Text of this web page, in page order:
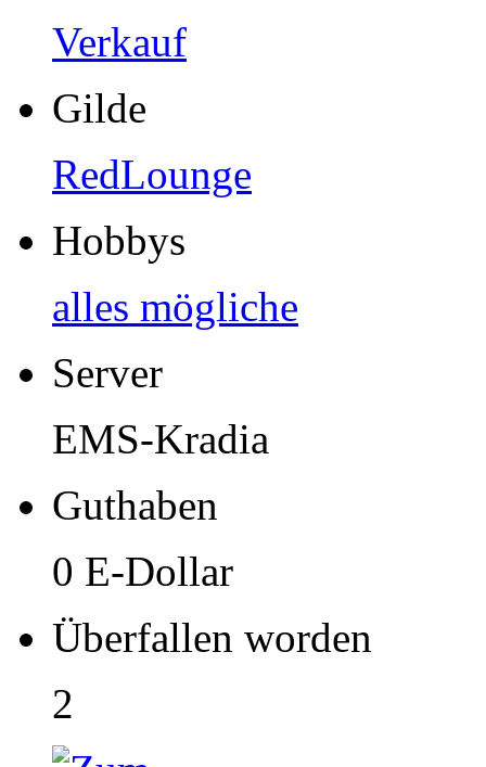
Verkauf
Gilde
RedLounge
Hobbys
alles mögliche
Server
EMS-Kradia
Guthaben
0 E-Dollar
Überfallen worden
2